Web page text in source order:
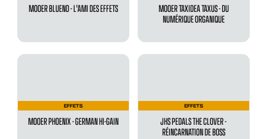
MOOER BLUENO - L'AMI DES EFFETS MOOER TAXIDEA TAXUS - DU
NUMÉRIQUE ORGANIQUE
EFFETS
MOOER PHOENIX - GERMAN HI-GAIN
EFFETS
JHS PEDALS THE CLOVER -
RÉINCARNATION DE BOSS